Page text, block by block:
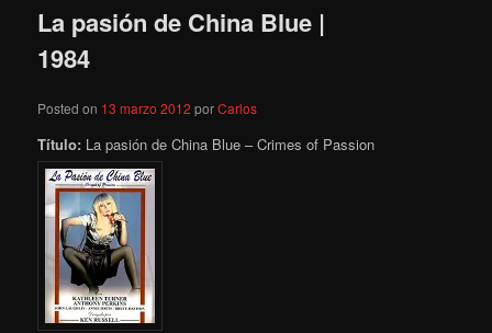
La pasión de China Blue |
1984
Posted on 13 marzo 2012 porCarlos
Título: La pasión de China Blue – Crimes of Passion